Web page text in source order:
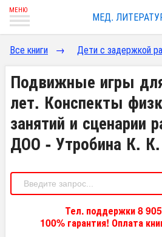
МЕД.
Все книги → Дети с задержкой
Подвижные игры
лет. Конспекты
занятий и сценарии
ДОО - Утробина К. К.
Тел. поддержки 8
100% гарантия! Оплата